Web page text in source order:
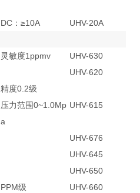
DC：≥10A
UHV-20A
灵敏度1ppmv
UHV-630
UHV-620
精度0.2级
压力范围0~1.0Mp
a
UHV-615
UHV-676
UHV-645
UHV-650
PPM级
UHV-660